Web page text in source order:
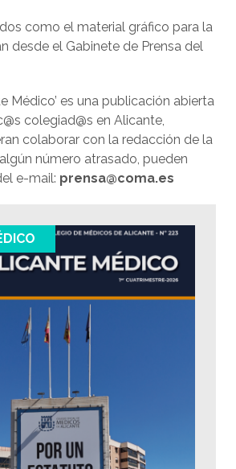
como el material gráfico para la
desde el Gabinete de Prensa del
Médico’ es una publicación abierta
colegiad@s en Alicante,
colaborar con la redacción de la
número atrasado, pueden
e-mail: prensa@coma.es